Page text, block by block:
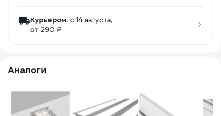
Курьером: c 14 августа,
от 290 ₽
Аналоги